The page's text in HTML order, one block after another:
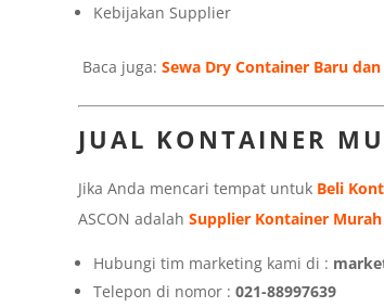
Kebijakan Supplier
Baca juga: Sewa Dry Container Baru
JUAL KONTAINER
Jika Anda mencari tempat untuk Beli
ASCON adalah Supplier Kontainer Murah
Hubungi tim marketing kami di :
Telepon di nomor : 021-88997639